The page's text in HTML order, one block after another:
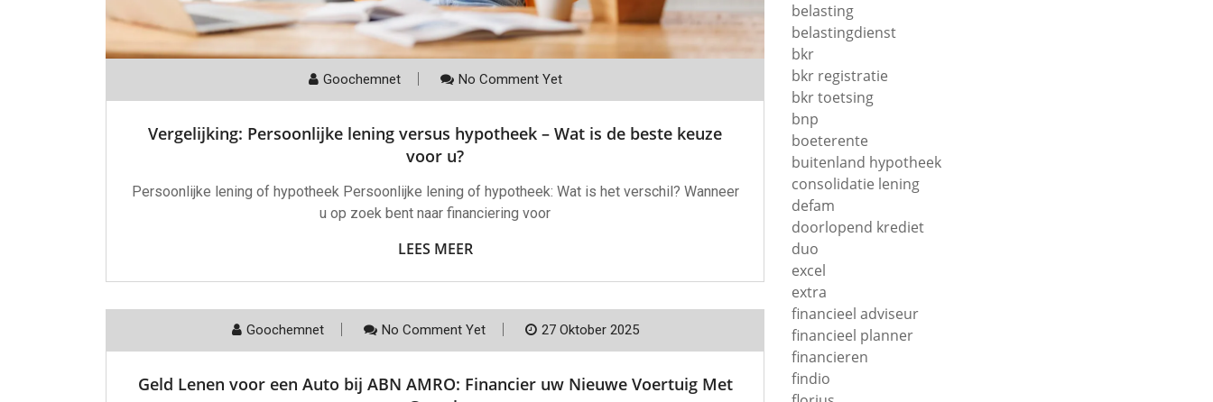
Goochemnet No Comment Yet
Vergelijking: Persoonlijke lening versus hypotheek – Wat is de beste keuze
voor u?
Persoonlijke lening of hypotheek Persoonlijke lening of hypotheek: Wat is het verschil? Wanneer
u op zoek bent naar financiering voor
LEES MEER
Goochemnet No Comment Yet 27 Oktober 2025
Geld Lenen voor een Auto bij ABN AMRO: Financier uw Nieuwe Voertuig Met
belasting
belastingdienst
bkr
bkr registratie
bkr toetsing
bnp
boeterente
buitenland hypotheek
consolidatie lening
defam
doorlopend krediet
duo
excel
extra
financieel adviseur
financieel planner
financieren
findio